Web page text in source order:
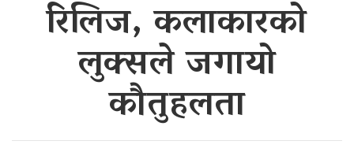
रिलिज, कलाकारको
लुक्सले जगायो
कौतुहलता